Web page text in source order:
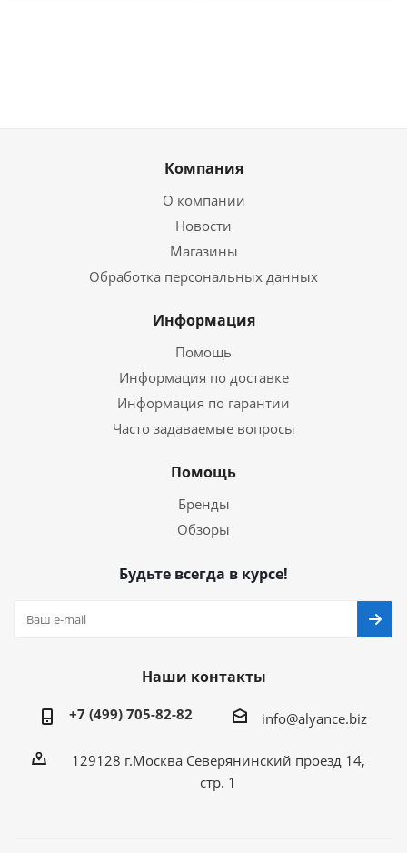
Компания
О компании
Новости
Магазины
Обработка персональных данных
Информация
Помощь
Информация по доставке
Информация по гарантии
Часто задаваемые вопросы
Помощь
Бренды
Обзоры
Будьте всегда в курсе!
Наши контакты
+7 (499) 705-82-82 info@alyance.biz
129128 г.Москва Северянинский проезд 14,
стр. 1